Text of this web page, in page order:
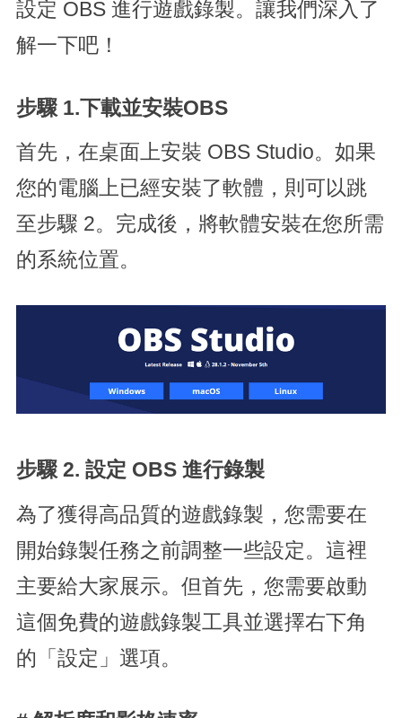
設定 OBS 進行遊戲錄製。讓我們深入了
解一下吧！
步驟 1.下載並安裝OBS
首先，在桌面上安裝 OBS Studio。如果
您的電腦上已經安裝了軟體，則可以跳
至步驟 2。完成後，將軟體安裝在您所需
的系統位置。
步驟 2. 設定 OBS 進行錄製
為了獲得高品質的遊戲錄製，您需要在
開始錄製任務之前調整一些設定。這裡
主要給大家展示。但首先，您需要啟動
這個免費的遊戲錄製工具並選擇右下角
的「設定」選項。